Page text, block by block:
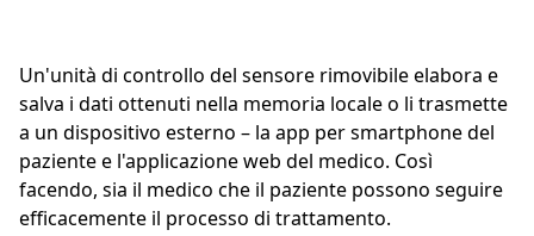
Un'unità di controllo del sensore rimovibile elabora e
salva i dati ottenuti nella memoria locale o li trasmette
a un dispositivo esterno – la app per smartphone del
paziente e l'applicazione web del medico. Così
facendo, sia il medico che il paziente possono seguire
efficacemente il processo di trattamento.